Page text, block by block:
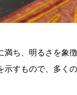
ち、明るさを象
示すもので、多く